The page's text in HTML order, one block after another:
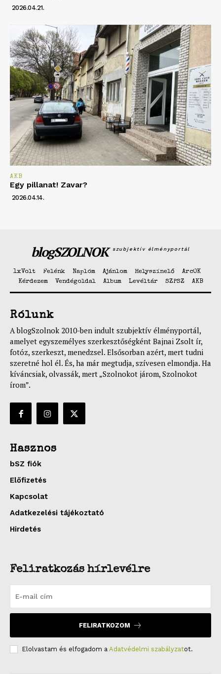
2026.04.21.
AKB
Egy pillanat! Zavar?
2026.04.14.
blogSZOLNOK szubjektív élményportál
1xVolt Felénk Naplóm Ajánlom Helyszínelő
ArcOK
Kérdezem
Vendégoldal Album Levéltár SZPSZ AKB
Rólunk
A blogSzolnok 2010-ben indult szubjektív élményportál,
amelyet egyszemélyes szerkesztőségként Bajnai Zsolt ír,
fotóz, szerkeszt, menedzsel. Elsősorban azért, mert tudni
szeretné hol él. És, ha már megtudja, szívesen elmondja. Ha
kíváncsiak, olvassák, mert „Szolnokot járom, Szolnokot
írom”.
Hasznos
bSZ fiók
Előfizetés
Kapcsolat
Adatkezelési tájékoztató
Hirdetés
Feliratkozás hírlevélre
FELIRATKOZOM
Elolvastam és elfogadom a Adatvédelmi szabályzatot.